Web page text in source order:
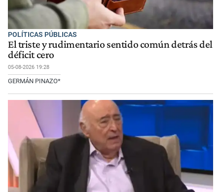
POLÍTICAS PÚBLICAS
El triste y rudimentario sentido común detrás del
déficit cero
05-08-2026 19:28
GERMÁN PINAZO*